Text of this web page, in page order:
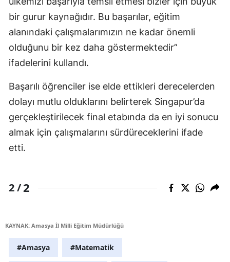
bir gurur kaynağıdır. Bu başarılar, eğitim
alanındaki çalışmalarımızın ne kadar önemli
olduğunu bir kez daha göstermektedir”
ifadelerini kullandı.
Başarılı öğrenciler ise elde ettikleri derecelerden
dolayı mutlu olduklarını belirterek Singapur’da
gerçekleştirilecek final etabında da en iyi sonucu
almak için çalışmalarını sürdüreceklerini ifade
etti.
2 /2
KAYNAK: Amasya İl Milli Eğitim Müdürlüğü
#Amasya #Matematik